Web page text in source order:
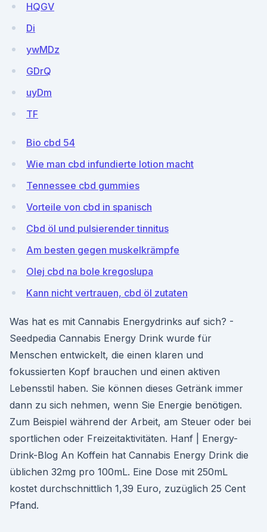
HQGV
Di
ywMDz
GDrQ
uyDm
TF
Bio cbd 54
Wie man cbd infundierte lotion macht
Tennessee cbd gummies
Vorteile von cbd in spanisch
Cbd öl und pulsierender tinnitus
Am besten gegen muskelkrämpfe
Olej cbd na bole kregoslupa
Kann nicht vertrauen, cbd öl zutaten
Was hat es mit Cannabis Energydrinks auf sich? -
Seedpedia Cannabis Energy Drink wurde für
Menschen entwickelt, die einen klaren und
fokussierten Kopf brauchen und einen aktiven
Lebensstil haben. Sie können dieses Getränk immer
dann zu sich nehmen, wenn Sie Energie benötigen.
Zum Beispiel während der Arbeit, am Steuer oder bei
sportlichen oder Freizeitaktivitäten. Hanf | Energy-
Drink-Blog An Koffein hat Cannabis Energy Drink die
üblichen 32mg pro 100mL. Eine Dose mit 250mL
kostet durchschnittlich 1,39 Euro, zuzüglich 25 Cent
Pfand.